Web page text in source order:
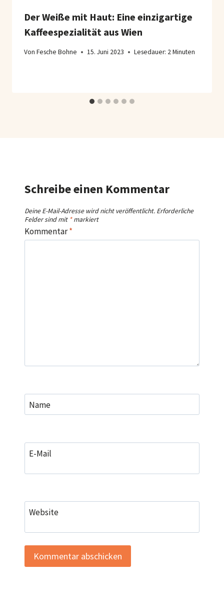
Der Weiße mit Haut: Eine einzigartige
Kaffeespezialität aus Wien
Von Fesche Bohne 15. Juni 2023 Lesedauer: 2Minuten
Schreibe einen Kommentar
Deine E-Mail-Adresse wird nicht veröffentlicht. Erforderliche
Felder sind mit *markiert
Kommentar*
Name
E-Mail
Website